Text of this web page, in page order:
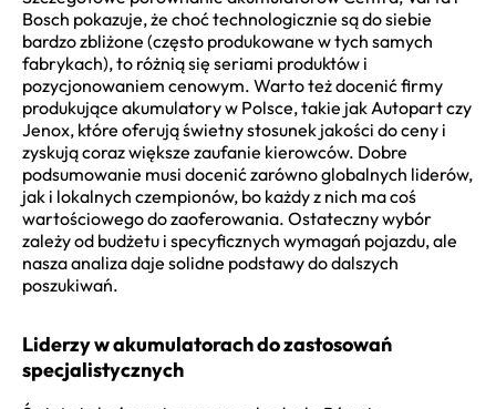
Bosch pokazuje, że choć technologicznie są do siebie
bardzo zbliżone (często produkowane w tych samych
fabrykach), to różnią się seriami produktów i
pozycjonowaniem cenowym. Warto też docenić firmy
produkujące akumulatory w Polsce, takie jak Autopart czy
Jenox, które oferują świetny stosunek jakości do ceny i
zyskują coraz większe zaufanie kierowców. Dobre
podsumowanie musi docenić zarówno globalnych liderów,
jak i lokalnych czempionów, bo każdy z nich ma coś
wartościowego do zaoferowania. Ostateczny wybór
zależy od budżetu i specyficznych wymagań pojazdu, ale
nasza analiza daje solidne podstawy do dalszych
poszukiwań.
Liderzy w akumulatorach do zastosowań
specjalistycznych